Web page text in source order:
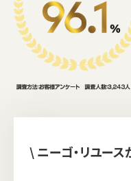
\ ニーゴ・リユース